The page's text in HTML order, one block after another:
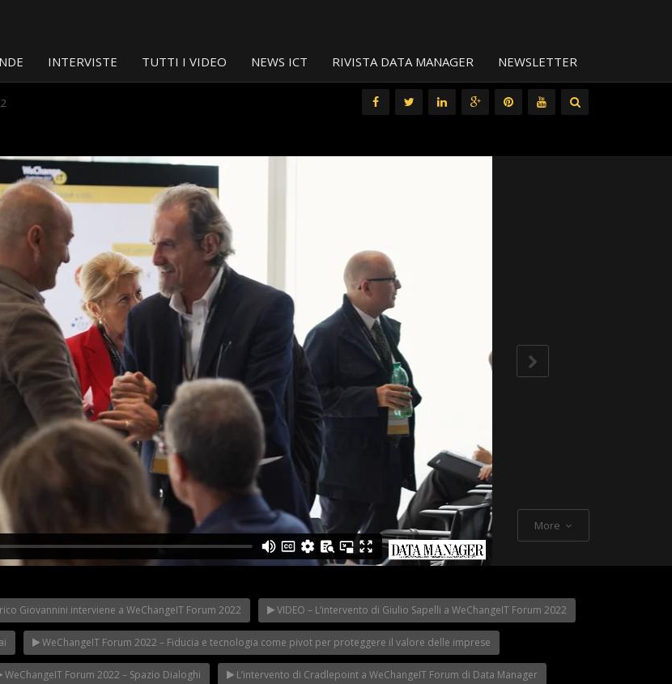
INTERVISTE TUTTI I VIDEO NEWS ICT RIVISTA DATA MANAGER NEWSLETTER
More
Franco Baresi a
WeChangeIT Forum
2023
Riflettori accesi sul Made
in Italy: il Ministro Urso a
WeChangeIT Forum
2023
Il WeChangeIT Forum
2023 secondo i
partecipanti
Giovannini interviene a WeChangeIT Forum 2022 VIDEO – L’intervento di Giulio Sapelli a WeChangeIT Forum 2022
WeChangeIT Forum 2022 – Fiducia e tecnologia come pivot per proteggere il valore delle imprese
WeChangeIT Forum 2022 – Spazio Dialoghi L’intervento di Cradlepoint a WeChangeIT Forum di Data Manager